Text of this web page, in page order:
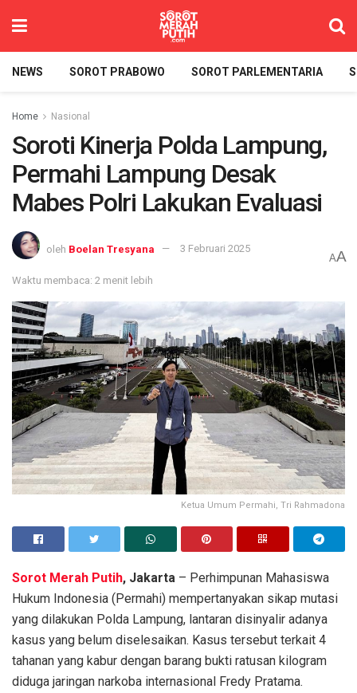
NEWS SOROT PRABOWO SOROT PARLEMENTARIA
Home Nasional
Soroti Kinerja Polda Lampung,
Permahi Lampung Desak
Mabes Polri Lakukan Evaluasi
oleh Boelan Tresyana 3 Februari 2025
Waktu membaca: 2 menit lebih
AA
Ketua Umum Permahi, Tri Rahmadona
Sorot Merah Putih, Jakarta – Perhimpunan Mahasiswa
Hukum Indonesia (Permahi) mempertanyakan sikap mutasi
yang dilakukan Polda Lampung, lantaran disinyalir adanya
kasus yang belum diselesaikan. Kasus tersebut terkait 4
tahanan yang kabur dengan barang bukti ratusan kilogram
diduga jaringan narkoba internasional Fredy Pratama.